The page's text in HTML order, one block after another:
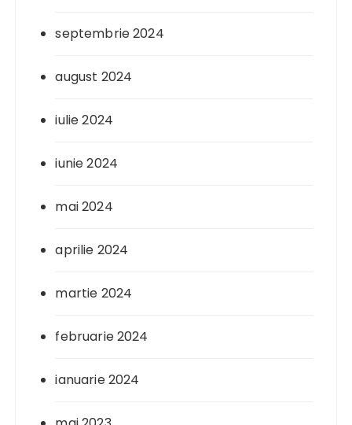
septembrie 2024
august 2024
iulie 2024
iunie 2024
mai 2024
aprilie 2024
martie 2024
februarie 2024
ianuarie 2024